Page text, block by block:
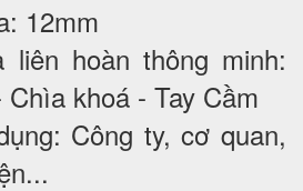
12mm
liên hoàn thông minh:
Chìa khoá - Tay Cầm
Công ty, cơ quan,